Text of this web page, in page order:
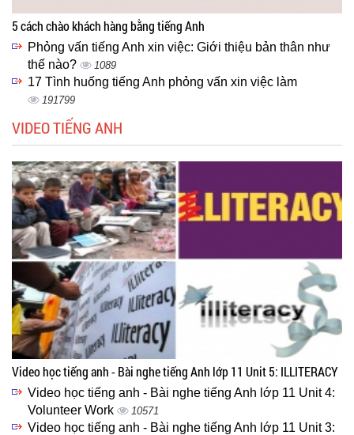
5 cách chào khách hàng bằng tiếng Anh
Phỏng vấn tiếng Anh xin việc: Giới thiệu bản thân như
thế nào?
1089
17 Tình huống tiếng Anh phỏng vấn xin việc làm
191799
VIDEO TIẾNG ANH
Video học tiếng anh - Bài nghe tiếng Anh lớp 11 Unit 5: ILLITERACY
Video học tiếng anh - Bài nghe tiếng Anh lớp 11 Unit 4:
Volunteer Work
10571
Video học tiếng anh - Bài nghe tiếng Anh lớp 11 Unit 3: